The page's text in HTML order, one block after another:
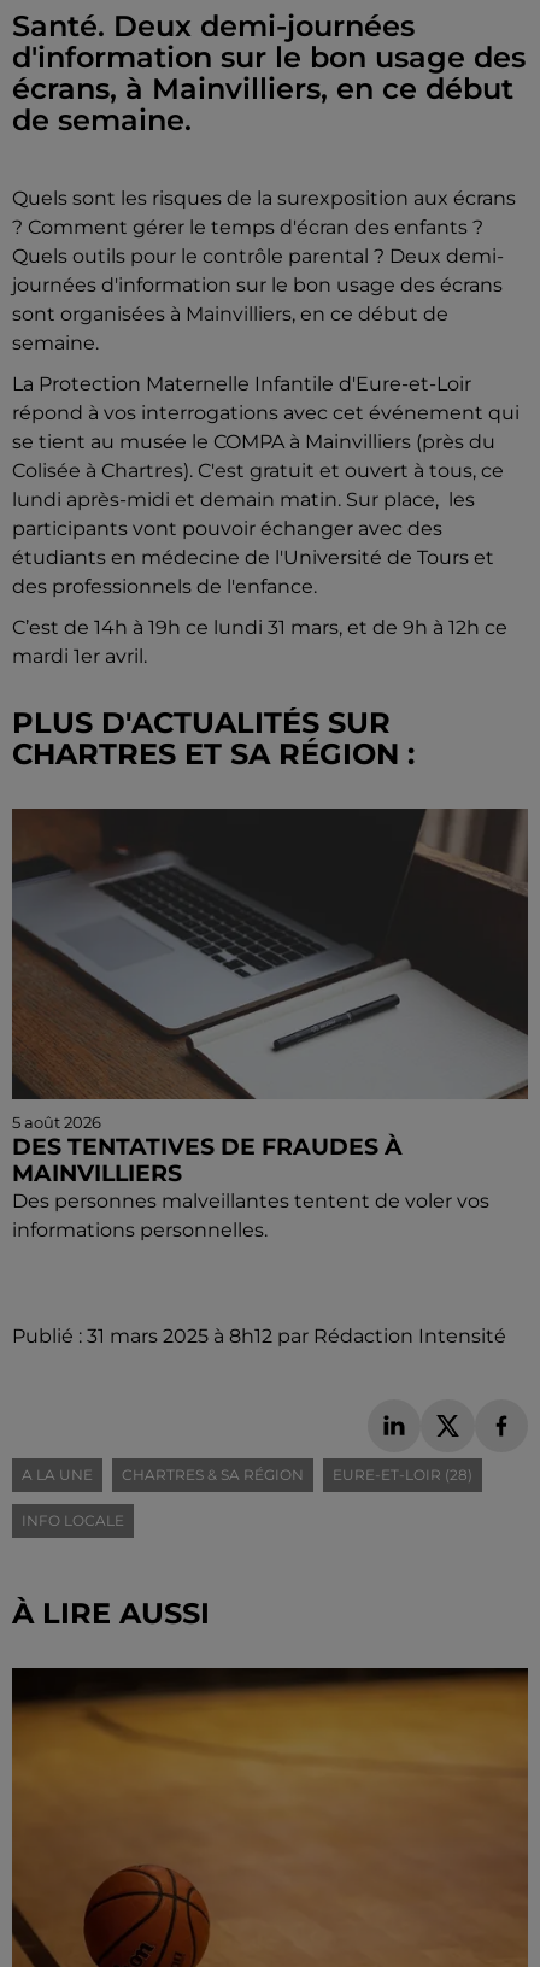
Santé. Deux demi-journées
d'information sur le bon usage des
écrans, à Mainvilliers, en ce début
de semaine.
Quels sont les risques de la surexposition aux écrans
? Comment gérer le temps d'écran des enfants ?
Quels outils pour le contrôle parental ? Deux demi-
journées d'information sur le bon usage des écrans
sont organisées à Mainvilliers, en ce début de
semaine.
La Protection Maternelle Infantile d'Eure-et-Loir
répond à vos interrogations avec cet événement qui
se tient au musée le COMPA à Mainvilliers (près du
Colisée à Chartres). C'est gratuit et ouvert à tous, ce
lundi après-midi et demain matin. Sur place, les
participants vont pouvoir échanger avec des
étudiants en médecine de l'Université de Tours et
des professionnels de l'enfance.
C’est de 14h à 19h ce lundi 31 mars, et de 9h à 12h ce
mardi 1er avril.
PLUS D'ACTUALITÉS SUR
CHARTRES ET SA RÉGION :
5 août 2026
INTÉGREZ LE PLUS GRAND CHŒUR
D'EUROPE POUR UN CONCERT
EXCEPTIONNEL...
Vous pouvez donner de la voix en devenant choriste
Publié : 31 mars 2025 à 8h12 par Rédaction Intensité
A LA UNE CHARTRES & SA RÉGION EURE-ET-LOIR (28)
INFO LOCALE
À LIRE AUSSI